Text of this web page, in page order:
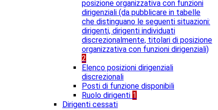
posizione organizzativa con funzioni
dirigenziali (da pubblicare in tabelle
che distinguano le seguenti situazioni:
dirigenti, dirigenti individuati
discrezionalmente, titolari di posizione
organizzativa con funzioni dirigenziali)
2
Elenco posizioni dirigenziali
discrezionali
Posti di funzione disponibili
Ruolo dirigenti 1
Dirigenti cessati